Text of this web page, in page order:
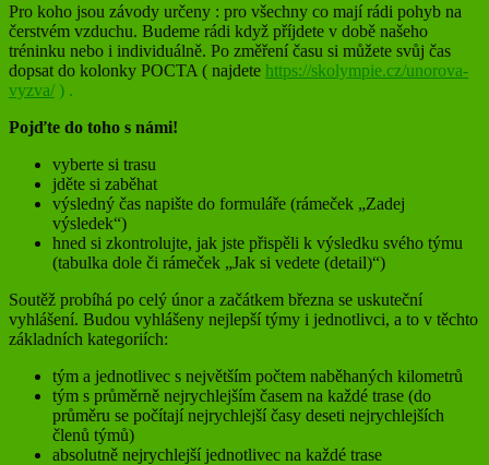
Pro koho jsou závody určeny : pro všechny co mají rádi pohyb na
čerstvém vzduchu. Budeme rádi když příjdete v době našeho
tréninku nebo i individuálně. Po změření času si můžete svůj čas
dopsat do kolonky POCTA ( najdete https://skolympie.cz/unorova-
vyzva/ ) .
Pojďte do toho s námi!
vyberte si trasu
jděte si zaběhat
výsledný čas napište do formuláře (rámeček „Zadej
výsledek“)
hned si zkontrolujte, jak jste přispěli k výsledku svého týmu
(tabulka dole či rámeček „Jak si vedete (detail)“)
Soutěž probíhá po celý únor a začátkem března se uskuteční
vyhlášení. Budou vyhlášeny nejlepší týmy i jednotlivci, a to v těchto
základních kategoriích:
tým a jednotlivec s největším počtem naběhaných kilometrů
tým s průměrně nejrychlejším časem na každé trase (do
průměru se počítají nejrychlejší časy deseti nejrychlejších
členů týmů)
absolutně nejrychlejší jednotlivec na každé trase